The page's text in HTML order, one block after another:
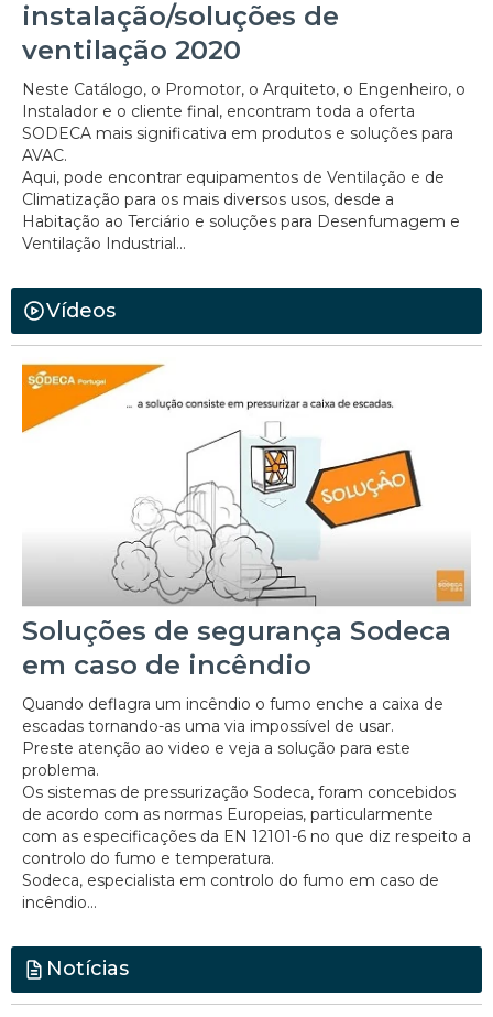
instalação/soluções de
ventilação 2020
Neste Catálogo, o Promotor, o Arquiteto, o Engenheiro, o
Instalador e o cliente final, encontram toda a oferta
SODECA mais significativa em produtos e soluções para
AVAC.
Aqui, pode encontrar equipamentos de Ventilação e de
Climatização para os mais diversos usos, desde a
Habitação ao Terciário e soluções para Desenfumagem e
Ventilação Industrial...
Vídeos
Soluções de segurança Sodeca
em caso de incêndio
Quando deflagra um incêndio o fumo enche a caixa de
escadas tornando-as uma via impossível de usar.
Preste atenção ao video e veja a solução para este
problema.
Os sistemas de pressurização Sodeca, foram concebidos
de acordo com as normas Europeias, particularmente
com as especificações da EN 12101-6 no que diz respeito a
controlo do fumo e temperatura.
Sodeca, especialista em controlo do fumo em caso de
incêndio...
Notícias